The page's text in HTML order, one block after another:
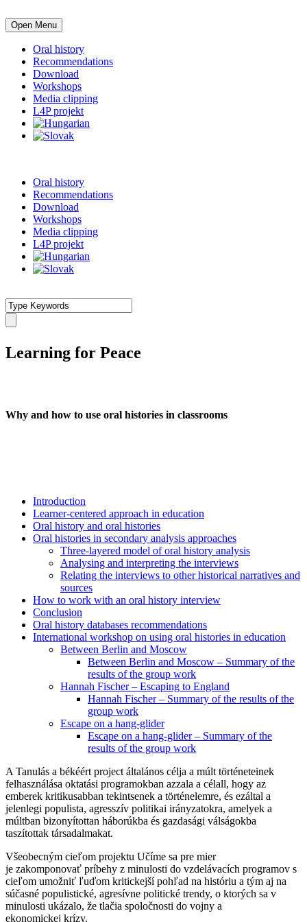
Open Menu
Oral history
Recommendations
Download
Workshops
Media clipping
L4P projekt
Oral history
Recommendations
Download
Workshops
Media clipping
L4P projekt
Learning for Peace
Why and how to use oral histories in classrooms
Introduction
Learner-centered approach in education
Oral history and oral histories
Oral histories in secondary analysis approaches
Three-layered model of oral history analysis
Analysing and interpreting the interviews
Relating the interviews to other historical narratives and
sources
How to work with an oral history interview
Conclusion
Oral history databases recommendations
International workshop on using oral histories in education
Between Berlin and Moscow
Between Berlin and Moscow – Summary of the
results of the group work
Hannah Fischer – Escaping to England
Hannah Fischer – Summary of the results of the
group work
Escape on a hang-glider
Escape on a hang-glider – Summary of the
results of the group work
A Tanulás a békéért project általános célja a múlt történeteinek
felhasználása oktatási programokban azzala a célall, hogy az
emberek kritikusabban tekintsenek a történelemre, és ezáltal a
jelenlegi populista, agresszív politikai irányzatokra, amelyek a
múltban bizonyítottan háborúkba és gazdasági válságokba
taszítottak társadalmakat.
Všeobecným cieľom projektu Učíme sa pre mier
je zakomponovať príbehy z minulosti do vzdelávacích programov s
cieľom umožniť ľuďom kritickejší pohľad na históriu a tým aj na
súčasné populistické, agresívne politické trendy, o ktorých sa v
minulosti ukázalo, že tlačia spoločnosti do vojny a
ekonomickej krízy.